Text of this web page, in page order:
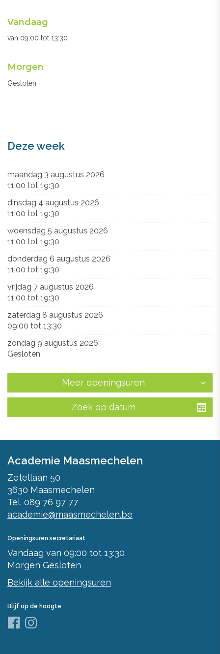
Openingsuren
secretariaat
Vandaag
van 09:00 tot 13:30
Morgen
Gesloten
Deze week
maandag 3 augustus 2026
11:00 tot 19:30
dinsdag 4 augustus 2026
11:00 tot 19:30
woensdag 5 augustus 2026
11:00 tot 19:30
donderdag 6 augustus 2026
11:00 tot 19:30
vrijdag 7 augustus 2026
11:00 tot 19:30
zaterdag 8 augustus 2026
09:00 tot 13:30
zondag 9 augustus 2026
Gesloten
Meer openingsuren
Zoek op datum
Academie Maasmechelen
Zetellaan 50
3630 Maasmechelen
Tel. 089 76 97 77
academie@maasmechelen.be
Openingsuren secretariaat
Vandaag van 09:00 tot 13:30
Morgen Gesloten
Bekijk alle openingsuren
Blijf op de hoogte
Facebook
Instagram